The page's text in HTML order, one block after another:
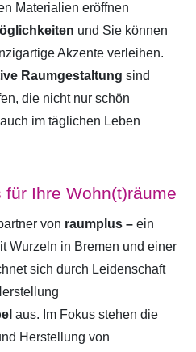
Materialien eröffnen
und Sie können
Akzente verleihen.
Raumgestaltung sind
die nicht nur schön
im täglichen Leben
Ihre Wohn(t)räume
von raumplus – ein
Wurzeln in Bremen und einer
sich durch Leidenschaft
aus. Im Fokus stehen die
Herstellung von